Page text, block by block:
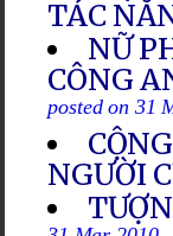
TÁC
NỮ
CÔNG
posted on 31
NGƯỜI